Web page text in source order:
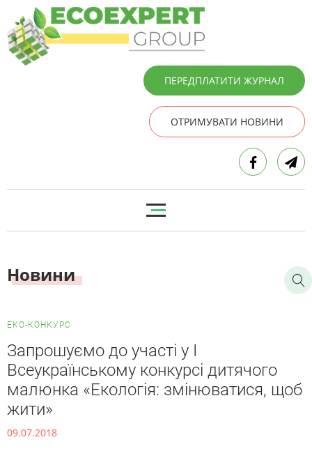
ПЕРЕДПЛАТИТИ ЖУРНАЛ
ОТРИМУВАТИ НОВИНИ
Новини
ЕКО-КОНКУРС
Запрошуємо до участі у І
Всеукраїнському конкурсі дитячого
малюнка «Екологія: змінюватися, щоб
жити»
09.07.2018